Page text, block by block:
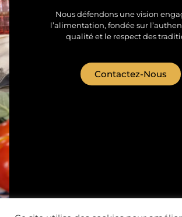
Nous défendons une vision
l’alimentation, fondée sur
qualité et le respect des
Contactez-Nous